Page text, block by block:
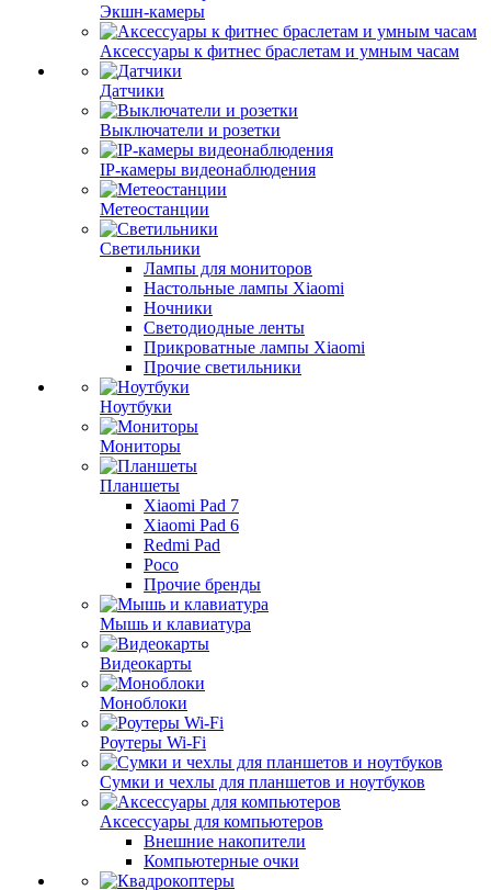
Экшн-камеры
Аксессуары к фитнес браслетам и умным часам
Датчики
Выключатели и розетки
IP-камеры видеонаблюдения
Метеостанции
Светильники
Лампы для мониторов
Настольные лампы Xiaomi
Ночники
Светодиодные ленты
Прикроватные лампы Xiaomi
Прочие светильники
Ноутбуки
Мониторы
Планшеты
Xiaomi Pad 7
Xiaomi Pad 6
Redmi Pad
Poco
Прочие бренды
Мышь и клавиатура
Видеокарты
Моноблоки
Роутеры Wi-Fi
Сумки и чехлы для планшетов и ноутбуков
Аксессуары для компьютеров
Внешние накопители
Компьютерные очки